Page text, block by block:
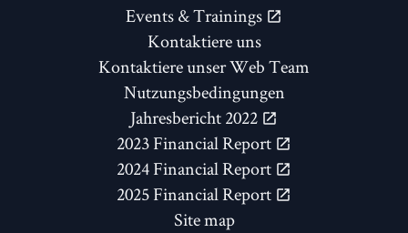
Events & Trainings
Kontaktiere uns
Kontaktiere unser Web Team
Nutzungsbedingungen
Jahresbericht 2022
2023 Financial Report
2024 Financial Report
2025 Financial Report
Site map